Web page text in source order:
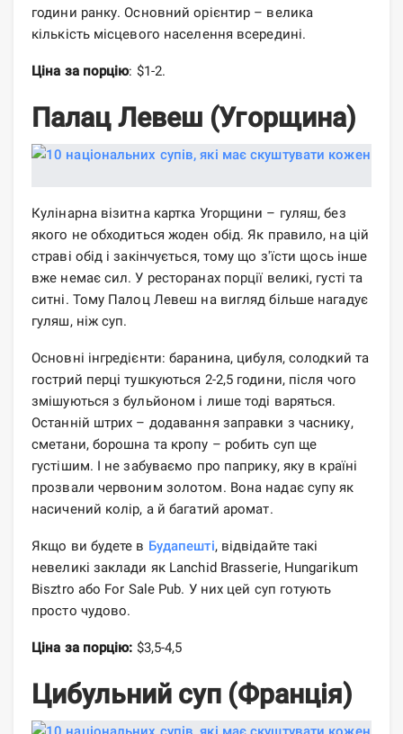
години ранку. Основний орієнтир – велика
кількість місцевого населення всередині.
Ціна за порцію: $1-2.
Палац Левеш (Угорщина)
Кулінарна візитна картка Угорщини – гуляш, без
якого не обходиться жоден обід. Як правило, на цій
страві обід і закінчується, тому що з'їсти щось інше
вже немає сил. У ресторанах порції великі, густі та
ситні. Тому Палоц Левеш на вигляд більше нагадує
гуляш, ніж суп.
Основні інгредієнти: баранина, цибуля, солодкий та
гострий перці тушкуються 2-2,5 години, після чого
змішуються з бульйоном і лише тоді варяться.
Останній штрих – додавання заправки з часнику,
сметани, борошна та кропу – робить суп ще
густішим. І не забуваємо про паприку, яку в країні
прозвали червоним золотом. Вона надає супу як
насичений колір, а й багатий аромат.
Якщо ви будете в Будапешті, відвідайте такі
невеликі заклади як Lanchid Brasserie, Hungarikum
Bisztro або For Sale Pub. У них цей суп готують
просто чудово.
Ціна за порцію: $3,5-4,5
Цибульний суп (Франція)